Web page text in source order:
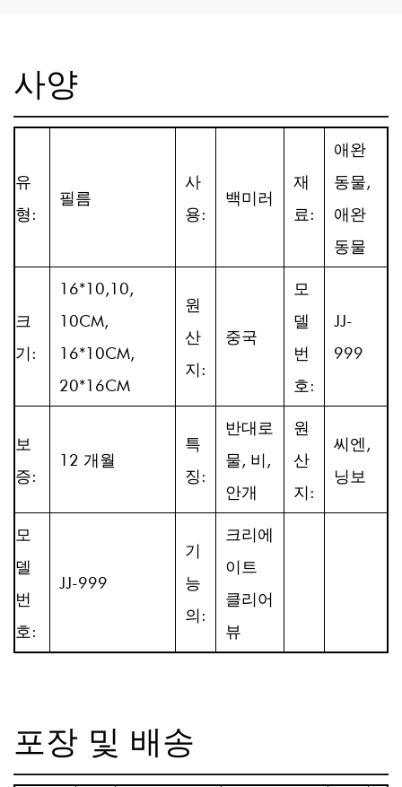
사양
유
형:
필름
사
용:
백미러
재
료:
애완
동물,
애완
동물
크
기:
16*10,10,
10CM,
16*10CM,
20*16CM
원
산
지:
중국
모
델
번
호:
JJ-
999
보
증:
12 개월
특
징:
반대로
물, 비,
안개
원
산
지:
씨엔,
닝보
모
델
번
호:
JJ-999
기
능
의:
크리에
이트
클리어
뷰
포장 및 배송